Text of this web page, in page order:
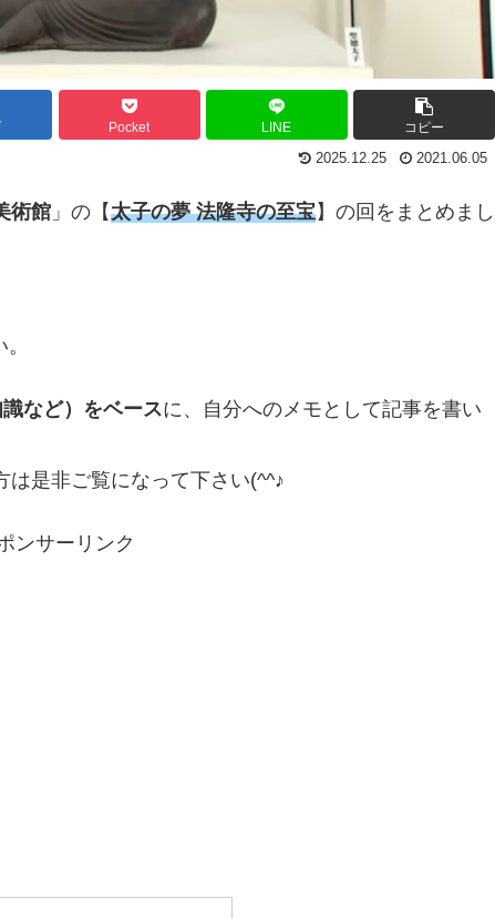
Pocket LINE コピー
2025.12.25 2021.06.05
術館 」の【太子の夢 法隆寺の至宝】の回をまとめまし
など）をベースに、自分へのメモとして記事を書い
は是非ご覧になって下さい(^^♪
ンサーリンク